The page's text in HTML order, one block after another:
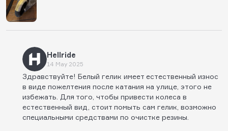
Hellride
14 May 2025
Здравствуйте! Белый гелик имеет естественный износ
в виде пожелтения после катания на улице, этого не
избежать. Для того, чтобы привести колеса в
естественный вид, стоит помыть сам гелик, возможно
специальными средствами по очистке резины.